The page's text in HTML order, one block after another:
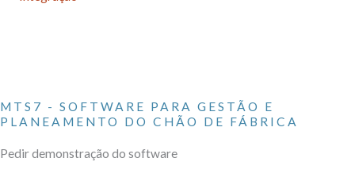
MTS7 - SOFTWARE PARA GESTÃO E
PLANEAMENTO DO CHÃO DE FÁBRICA
Pedir demonstração do software